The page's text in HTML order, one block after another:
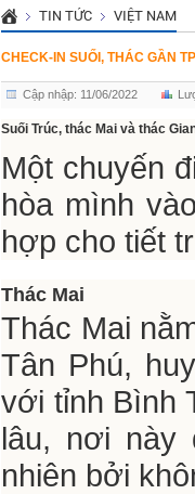
TIN TỨC VIỆT NAM
CHECK-IN SUỐI, THÁC GẦN
Cập nhập: 11/06/2022
Suối Trúc, thác Mai và thác
Một chuyến
hòa mình
hợp cho tiết
Thác Mai
Thác Mai
Tân Phú,
với tỉnh Bình
lâu, nơi này
nhiên bởi